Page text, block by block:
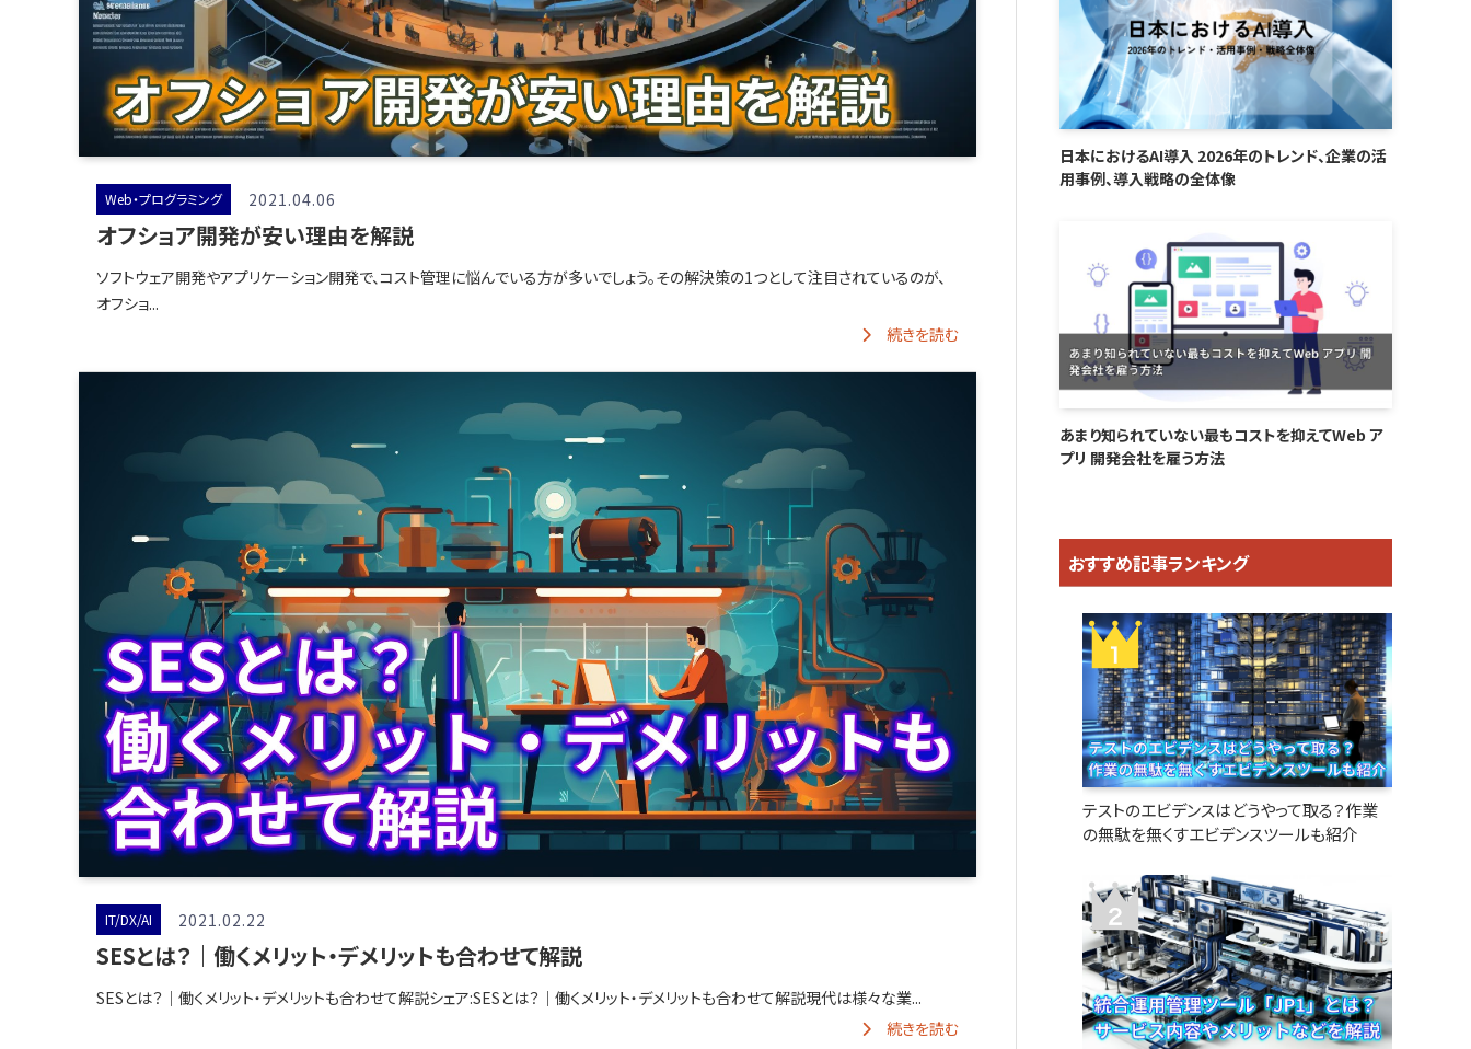
Web・プログラミング 2021.04.06
オフショア開発が安い理由を解説
ソフトウェア開発やアプリケーション開発で、コスト管理に悩んでいる方が多いでしょう。その解決策の1つとして注目されているのが、
オフショ...
続きを読む
IT/DX/AI 2021.02.22
SESとは？｜働くメリット・デメリットも合わせて解説
SESとは？｜働くメリット・デメリットも合わせて解説シェア:SESとは？｜働くメリット・デメリットも合わせて解説現代は様々な業...
続きを読む
日本におけるAI導入 2026年のトレンド、企業の活
用事例、導入戦略の全体像
あまり知られていない最もコストを抑えてWeb ア
プリ 開発会社を雇う方法
おすすめ記事ランキング
テストのエビデンスはどうやって取る？作業
の無駄を無くすエビデンスツールも紹介